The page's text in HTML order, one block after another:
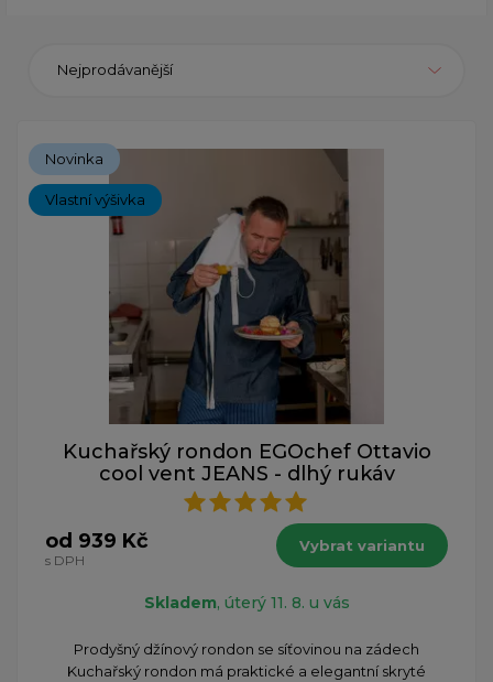
Nejprodávanější
Novinka
Vlastní výšivka
Kuchařský rondon EGOchef Ottavio
cool vent JEANS - dlhý rukáv
od 939 Kč
s DPH
Vybrat variantu
Skladem, úterý 11. 8. u vás
Prodyšný džínový rondon se síťovinou na zádech
Kuchařský rondon má praktické a elegantní skryté